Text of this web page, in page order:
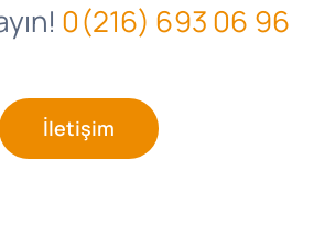
0(216) 693 06 96
İletişim